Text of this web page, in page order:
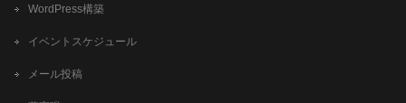
WordPress構築
イベントスケジュール
メール投稿